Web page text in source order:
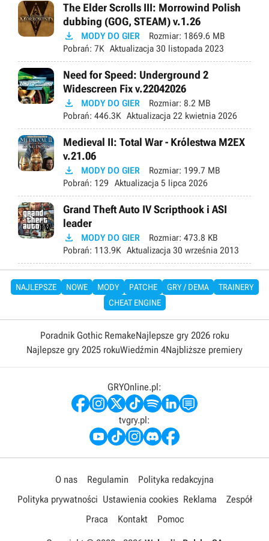
The Elder Scrolls III: Morrowind Polish
dubbing (GOG, STEAM) v.1.26
 MODY DO GIER Rozmiar: 1869.6 MB
Pobrań: 7K Aktualizacja 30 listopada 2023
Need for Speed: Underground 2
Widescreen Fix v.22042026
 MODY DO GIER Rozmiar: 8.2 MB
Pobrań: 446.3K Aktualizacja 22 kwietnia 2026
Medieval II: Total War - Królestwa M2EX
v.21.06
 MODY DO GIER Rozmiar: 199.7 MB
Pobrań: 129 Aktualizacja 5 lipca 2026
Grand Theft Auto IV Scripthook i ASI
leader
 MODY DO GIER Rozmiar: 473.8 KB
Pobrań: 113.9K Aktualizacja 30 września 2013
NAJLEPSZE NOWE MODY PATCHE GRY / DEMA
TRAINERY
CHEAT ENGINE
Poradnik Gothic RemakeNajlepsze gry 2026 roku
Najlepsze gry 2025 rokuWiedźmin 4Najbliższe premiery
GRYOnline.pl:
tvgry.pl:
O nas Regulamin
Polityka redakcyjna
Polityka prywatności Ustawienia cookies Reklama
Zespół
Praca
Kontakt Pomoc